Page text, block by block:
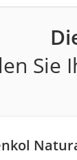
Sie